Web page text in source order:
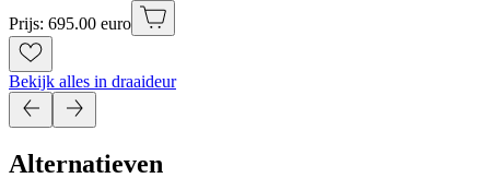
Prijs: 695.00 euro
Bekijk alles in draaideur
Alternatieven